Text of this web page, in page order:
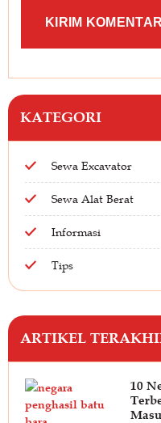
KATEGORI
Sewa Excavator
Sewa Alat Berat
Informasi
Tips
ARTIKEL
10